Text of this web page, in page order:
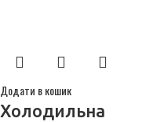
Додати в кошик
Холодильна